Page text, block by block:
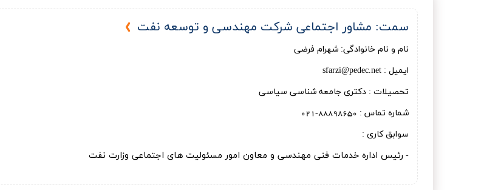
سمت: مشاور اجتماعی شرکت مهندسی و توسعه نفت
نام و نام خانوادگی: شهرام فرضی
ایمیل : sfarzi@pedec.net
تحصیلات : دکتری جامعه شناسی سیاسی
شماره تماس : 88898650-021
سوابق کاری :
- رئیس اداره خدمات فنی مهندسی و معاون امور مسئولیت های اجتماعی وزارت نفت